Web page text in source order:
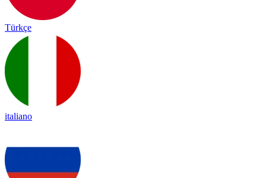
Türkçe
italiano